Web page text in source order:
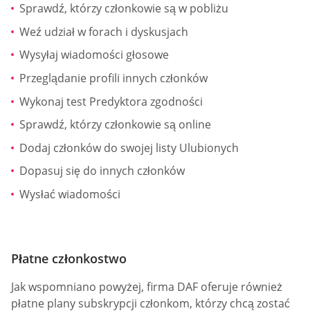
Sprawdź, którzy członkowie są w pobliżu
Weź udział w forach i dyskusjach
Wysyłaj wiadomości głosowe
Przeglądanie profili innych członków
Wykonaj test Predyktora zgodności
Sprawdź, którzy członkowie są online
Dodaj członków do swojej listy Ulubionych
Dopasuj się do innych członków
Wysłać wiadomości
Płatne członkostwo
Jak wspomniano powyżej, firma DAF oferuje również
płatne plany subskrypcji członkom, którzy chcą zostać